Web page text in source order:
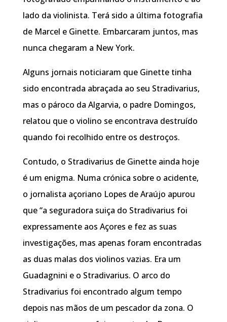
lado da violinista. Terá sido a última fotografia
de Marcel e Ginette. Embarcaram juntos, mas
nunca chegaram a New York.
Alguns jornais noticiaram que Ginette tinha
sido encontrada abraçada ao seu Stradivarius,
mas o pároco da Algarvia, o padre Domingos,
relatou que o violino se encontrava destruído
quando foi recolhido entre os destroços.
Contudo, o Stradivarius de Ginette ainda hoje
é um enigma. Numa crónica sobre o acidente,
o jornalista açoriano Lopes de Araújo apurou
que “a seguradora suiça do Stradivarius foi
expressamente aos Açores e fez as suas
investigações, mas apenas foram encontradas
as duas malas dos violinos vazias. Era um
Guadagnini e o Stradivarius. O arco do
Stradivarius foi encontrado algum tempo
depois nas mãos de um pescador da zona. O